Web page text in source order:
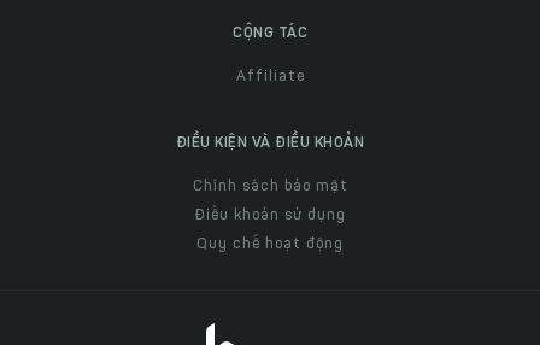
CỘNG TÁC
Affiliate
ĐIỀU KIỆN VÀ ĐIỀU KHOẢN
Chính sách bảo mật
Điều khoản sử dụng
Quy chế hoạt động